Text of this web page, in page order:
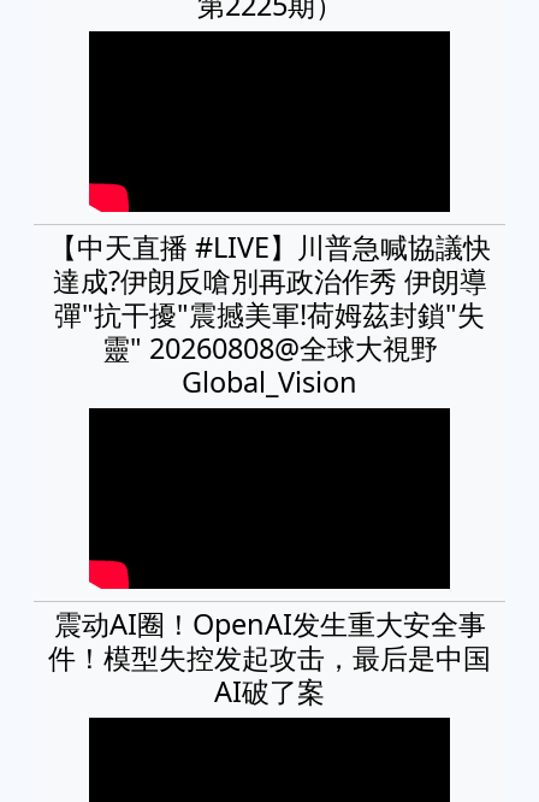
【中天直播 #LIVE】川普急喊協議快
達成?伊朗反嗆別再政治作秀 伊朗導
彈"抗干擾"震撼美軍!荷姆茲封鎖"失
靈" 20260808@全球大視野
Global_Vision
震动AI圈！OpenAI发生重大安全事
件！模型失控发起攻击，最后是中国
AI破了案